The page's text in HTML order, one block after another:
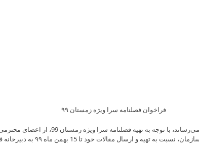
Skip
content
فراخوان فصلنامه سرا ویژه زمستان ۹۹
اعضای محترم سازمان نظام مهندسی ساختمان